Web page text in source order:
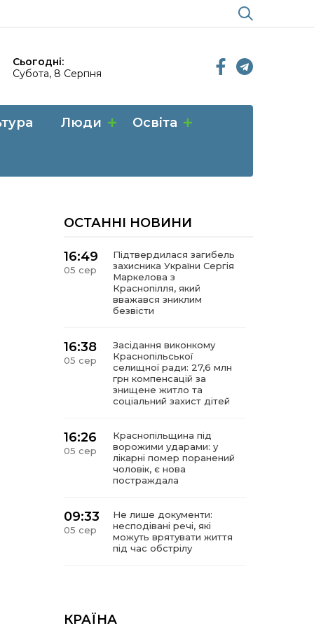
Сьогодні:
Субота, 8 Серпня
Люди Освіта
ОСТАННІ НОВИНИ
16:49
05 сер
Підтвердилася загибель
захисника України Сергія
Маркелова з
Краснопілля, який
вважався зниклим
безвісти
16:38
05 сер
Засідання виконкому
Краснопільської
селищної ради: 27,6 млн
грн компенсацій за
знищене житло та
соціальний захист дітей
16:26
05 сер
Краснопільщина під
ворожими ударами: у
лікарні помер поранений
чоловік, є нова
постраждала
09:33
05 сер
Не лише документи:
несподівані речі, які
можуть врятувати життя
під час обстрілу
КРАЇНА